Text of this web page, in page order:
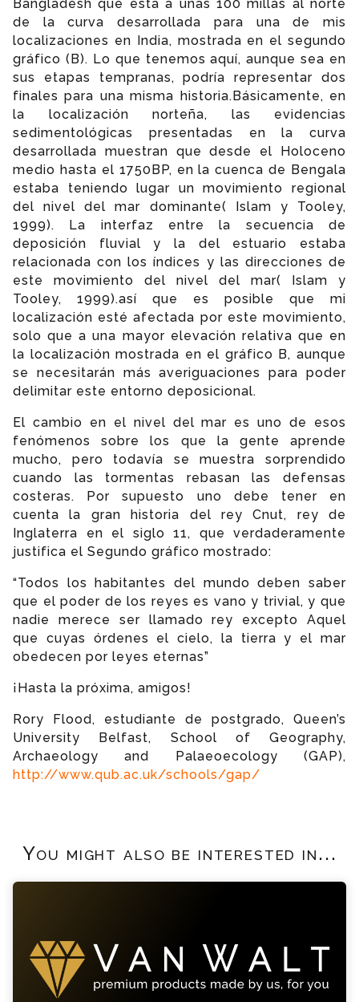
Bangladesh que está a unas 100 millas al norte
de la curva desarrollada para una de mis
localizaciones en India, mostrada en el segundo
gráfico (B). Lo que tenemos aquí, aunque sea en
sus etapas tempranas, podría representar dos
finales para una misma historia.Básicamente, en
la localización norteña, las evidencias
sedimentológicas presentadas en la curva
desarrollada muestran que desde el Holoceno
medio hasta el 1750BP, en la cuenca de Bengala
estaba teniendo lugar un movimiento regional
del nivel del mar dominante( Islam y Tooley,
1999). La interfaz entre la secuencia de
deposición fluvial y la del estuario estaba
relacionada con los índices y las direcciones de
este movimiento del nivel del mar( Islam y
Tooley, 1999).así que es posible que mi
localización esté afectada por este movimiento,
solo que a una mayor elevación relativa que en
la localización mostrada en el gráfico B, aunque
se necesitarán más averiguaciones para poder
delimitar este entorno deposicional.
El cambio en el nivel del mar es uno de esos
fenómenos sobre los que la gente aprende
mucho, pero todavía se muestra sorprendido
cuando las tormentas rebasan las defensas
costeras. Por supuesto uno debe tener en
cuenta la gran historia del rey Cnut, rey de
Inglaterra en el siglo 11, que verdaderamente
justifica el Segundo gráfico mostrado:
“Todos los habitantes del mundo deben saber
que el poder de los reyes es vano y trivial, y que
nadie merece ser llamado rey excepto Aquel
que cuyas órdenes el cielo, la tierra y el mar
obedecen por leyes eternas”
¡Hasta la próxima, amigos!
Rory Flood, estudiante de postgrado, Queen’s
University Belfast, School of Geography,
Archaeology and Palaeoecology (GAP),
http://www.qub.ac.uk/schools/gap/
You might also be interested in...